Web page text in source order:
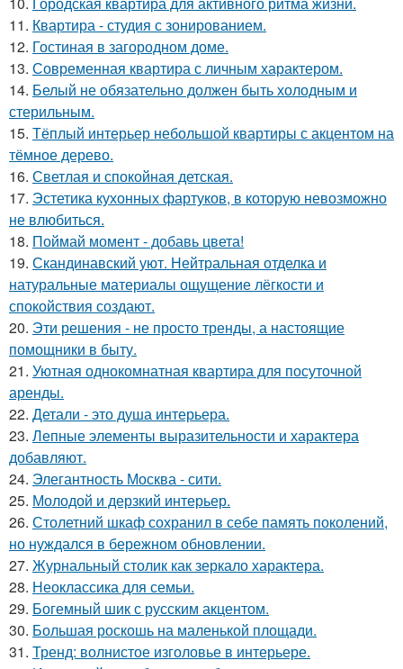
11. Квартира - студия с зонированием.
12. Гостиная в загородном доме.
13. Современная квартира с личным характером.
14. Белый не обязательно должен быть холодным и
стерильным.
15. Тёплый интерьер небольшой квартиры с акцентом на
тёмное дерево.
16. Светлая и спокойная детская.
17. Эстетика кухонных фартуков, в которую невозможно
не влюбиться.
18. Поймай момент - добавь цвета!
19. Скандинавский уют. Нейтральная отделка и
натуральные материалы ощущение лёгкости и
спокойствия создают.
20. Эти решения - не просто тренды, а настоящие
помощники в быту.
21. Уютная однокомнатная квартира для посуточной
аренды.
22. Детали - это душа интерьера.
23. Лепные элементы выразительности и характера
добавляют.
24. Элегантность Москва - сити.
25. Молодой и дерзкий интерьер.
26. Столетний шкаф сохранил в себе память поколений,
но нуждался в бережном обновлении.
27. Журнальный столик как зеркало характера.
28. Неоклассика для семьи.
29. Богемный шик с русским акцентом.
30. Большая роскошь на маленькой площади.
31. Тренд: волнистое изголовье в интерьере.